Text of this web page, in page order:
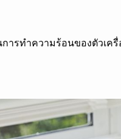
ารทำความร้อนของตัวเ